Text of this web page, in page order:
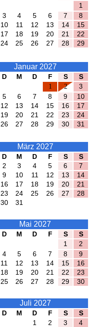
1
3 4 5 6 7
8
10 11 12 13 14
15
17 18 19 20 21
22
24 25 26 27 28
29
Januar 2027
D M D F S
S
1
2
3
5 6 7 8 9
10
12 13 14 15 16
17
19 20 21 22 23
24
26 27 28 29 30 31
März 2027
D M D F S
S
2 3 4 5 6
7
9 10 11 12 13
14
16 17 18 19 20
21
23 24 25 26 27
28
30 31
Mai 2027
D M D F S
S
1
2
4 5 6 7 8
9
11 12 13 14 15
16
18 19 20 21 22
23
25 26 27 28 29
30
Juli 2027
D M D F S
S
1
2 3
4